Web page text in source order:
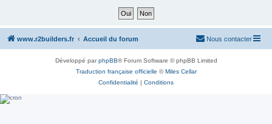
www.r2builders.fr Accueil du forum Nous contacter
Développé parphpBB® Forum Software © phpBB Limited
Traduction française officielle ©Miles Cellar
Confidentialité | Conditions